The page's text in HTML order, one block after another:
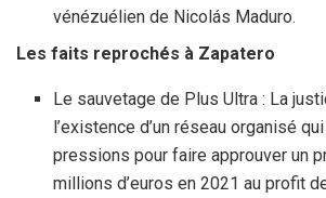
vénézuélien de Nicolás Maduro.
Les faits reprochés à Zapatero
Le sauvetage de Plus Ultra : La
l’existence d’un réseau organisé
pressions pour faire approuver un
millions d’euros en 2021 au profit